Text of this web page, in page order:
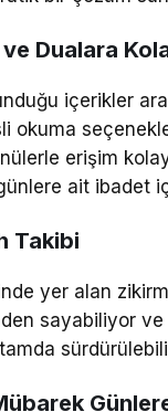
ve Dualara
içerikler
okuma
erişim
ait ibadet
Takibi
yer alan
sayabiliyor